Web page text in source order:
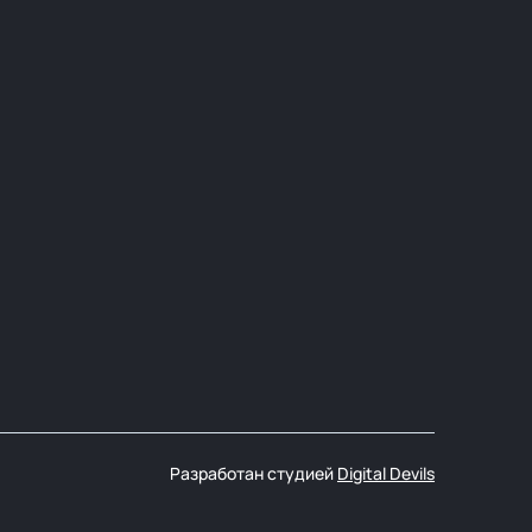
Разработан студией Digital Devils